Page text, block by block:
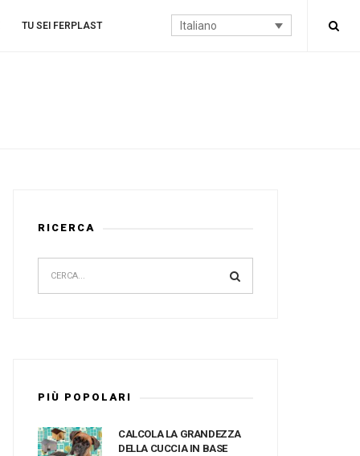
Italiano
TU SEI FERPLAST
RICERCA
PIÙ POPOLARI
CALCOLA LA GRANDEZZA
DELLA CUCCIA IN BASE